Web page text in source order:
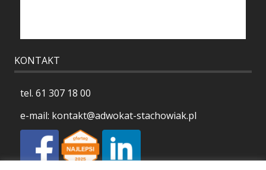
KONTAKT
tel. 61 307 18 00
e-mail: kontakt@adwokat-stachowiak.pl